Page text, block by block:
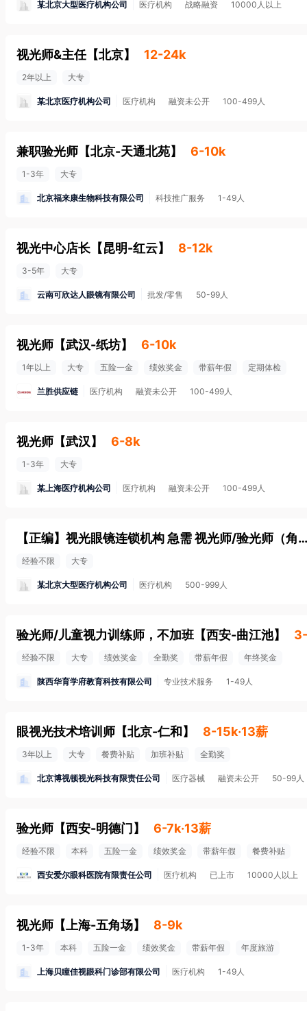
某北京大型医疗机构公司 医疗机构 战略融资 10000人以上
视光师&主任 【北京】 12-24k
2年以上 大专
某北京医疗机构公司 医疗机构 融资未公开 100-499人
兼职验光师 【北京-天通北苑】 6-10k
1-3年 大专
北京福来康生物科技有限公司 科技推广服务 1-49人
视光中心店长 【昆明-红云】 8-12k
3-5年 大专
云南可欣达人眼镜有限公司 批发/零售 50-99人
视光师 【武汉-纸坊】 6-10k
1年以上 大专 五险一金 绩效奖金 带薪年假 定期体检
兰胜供应链 医疗机构 融资未公开 100-499人
视光师 【武汉 】 6-8k
1-3年 大专
某上海医疗机构公司 医疗机构 融资未公开 100-499人
【正编】视光眼镜连锁机构 急需 视光师/验光师（角塑镜的摘戴和验配经验背景）
经验不限 大专
某北京大型医疗机构公司 医疗机构 500-999人
验光师/儿童视力训练师，不加班 【西安-曲江池】
经验不限 大专 绩效奖金 全勤奖 带薪年假 年终奖金
陕西华育学府教育科技有限公司 专业技术服务 1-49人
眼视光技术培训师 【北京-仁和】 8-15k·13薪
3年以上 大专 餐费补贴 加班补贴 全勤奖
北京博视顿视光科技有限责任公司 医疗器械 融资未公开 50-99人
验光师 【西安-明德门 】 6-7k·13薪
经验不限 本科 五险一金 绩效奖金 带薪年假 餐费补贴
西安爱尔眼科医院有限责任公司 医疗机构 已上市 10000人以上
视光师 【 上海-五角场】 8-9k
1-3年 本科 五险一金 绩效奖金 带薪年假 年度旅游
上海贝瞳佳视眼科门诊部有限公司 医疗机构 1-49人